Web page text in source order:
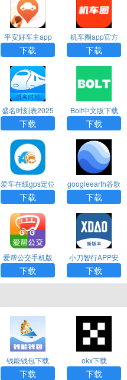
平安好车主app
官方免费下载
下载
机车圈app官方
下载
下载
盛名时刻表2025
最新版
下载
Bolt中文版下载
下载
爱车在线gps定位
平台下载
下载
googleearth谷歌
地图下载
下载
爱帮公交手机版
下载
下载
小刀智行APP安
卓版下载
下载
钱能钱包下载
下载
okx下载
下载